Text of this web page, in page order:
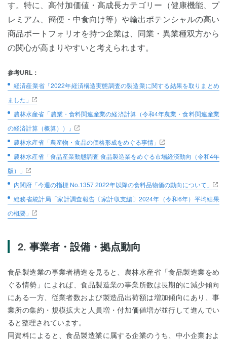
す。特に、高付加価値・高成長カテゴリー（健康機能、プ
レミアム、簡便・中食向け等）や輸出ポテンシャルの高い
商品ポートフォリオを持つ企業は、同業・異業種双方から
の関心が高まりやすいと考えられます。
参考URL：
経済産業省「2022年経済構造実態調査の製造業に関する結果を取りまとめ
ました」
農林水産省「農業・食料関連産業の経済計算（令和4年農業・食料関連産業
の経済計算（概算））」
農林水産省「農産物・食品の価格形成をめぐる事情」
農林水産省「食品産業動態調査 食品製造業をめぐる市場経済動向（令和4年
版）」
内閣府「今週の指標 No.1357 2022年以降の食料品物価の動向について」
総務省統計局「家計調査報告〔家計収支編〕2024年（令和6年）平均結果
の概要」
事業者・設備・拠点動向
食品製造業の事業者構造を見ると、農林水産省「食品製造業をめ
ぐる情勢」によれば、食品製造業の事業所数は長期的に減少傾向
にある一方、従業者数および製造品出荷額は増加傾向にあり、事
業所の集約・規模拡大と人員増・付加価値増が並行して進んでい
ると整理されています。
同資料によると、食品製造業に属する企業のうち、中小企業およ